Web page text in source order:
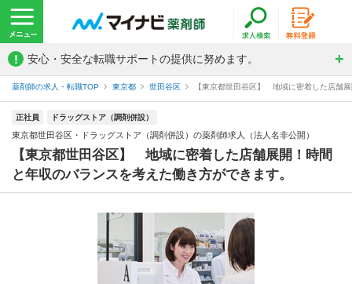
! 安心・安全な転職サポートの提供に努めます。
薬剤師の求人・転職TOP 東京都 世田谷区 【東京都世田谷区】 地域に密着した店舗
正社員 ドラッグストア（調剤併設）
東京都世田谷区・ドラッグストア（調剤併設）の薬剤師求人（法人名非公開）
【東京都世田谷区】 地域に密着した店舗展開！時間
と年収のバランスを考えた働き方ができます。